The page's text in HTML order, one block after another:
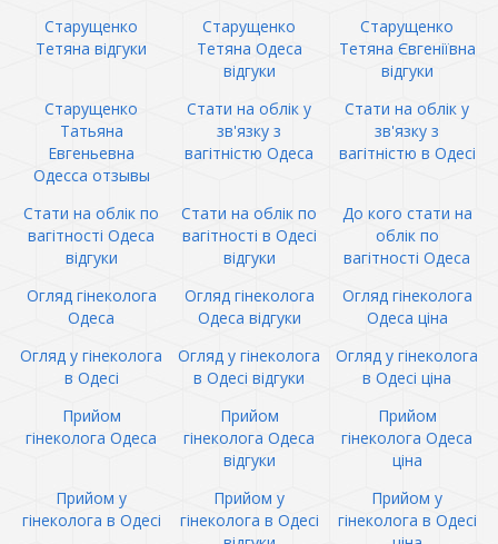
Старущенко
Тетяна відгуки
Старущенко
Тетяна Одеса
відгуки
Старущенко
Тетяна Євгеніївна
відгуки
Старущенко
Татьяна
Евгеньевна
Одесса отзывы
Стати на облік у
зв'язку з
вагітністю Одеса
Стати на облік у
зв'язку з
вагітністю в Одесі
Стати на облік по
вагітності Одеса
відгуки
Стати на облік по
вагітності в Одесі
відгуки
До кого стати на
облік по
вагітності Одеса
Огляд гінеколога
Одеса
Огляд гінеколога
Одеса відгуки
Огляд гінеколога
Одеса ціна
Огляд у гінеколога
в Одесі
Огляд у гінеколога
в Одесі відгуки
Огляд у гінеколога
в Одесі ціна
Прийом
гінеколога Одеса
Прийом
гінеколога Одеса
відгуки
Прийом
гінеколога Одеса
ціна
Прийом у
гінеколога в Одесі
Прийом у
гінеколога в Одесі
Прийом у
гінеколога в Одесі